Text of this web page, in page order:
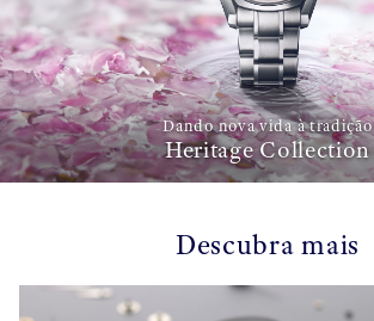
Dando nova vida à tradição
Heritage Collection
Descubra mais